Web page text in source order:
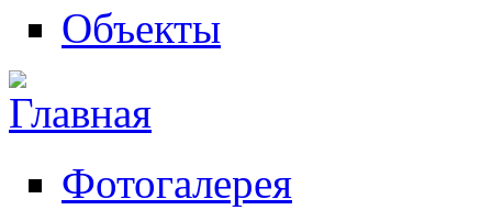
Объекты
Фотогалерея